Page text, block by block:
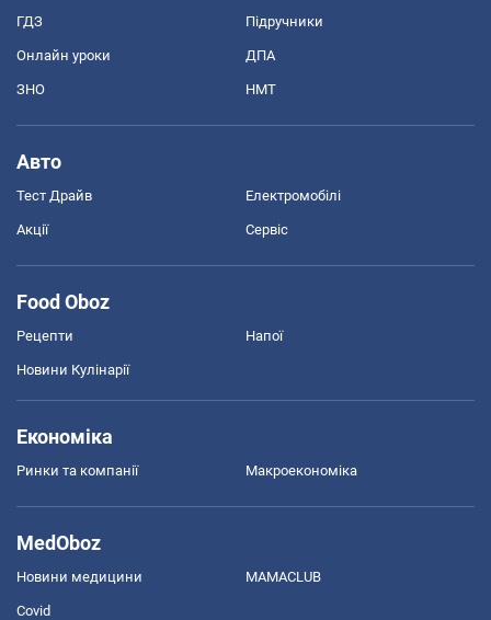
ГДЗ Підручники
Онлайн уроки ДПА
ЗНО НМТ
Авто
Тест Драйв Електромобілі
Акції Сервіс
Food Oboz
Рецепти Напої
Новини Кулінарії
Економіка
Ринки та компанії Макроекономіка
MedOboz
Новини медицини MAMACLUB
Covid